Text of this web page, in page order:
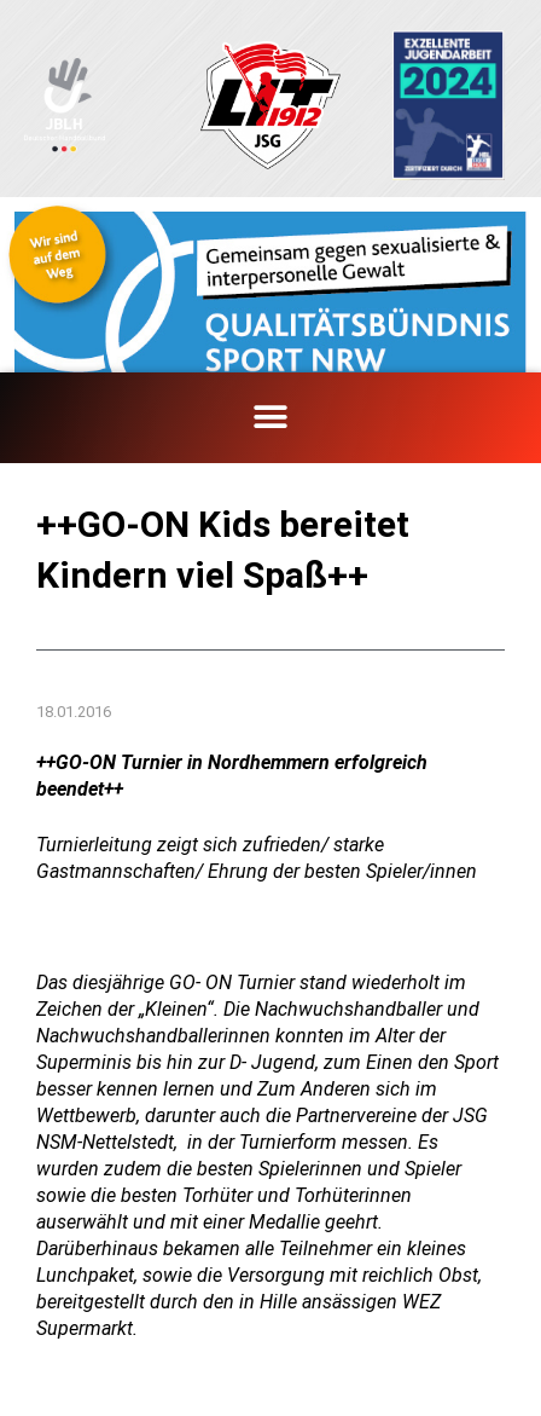
springen
++GO-ON Kids bereitet
Kindern viel Spaß++
18.01.2016
++GO-ON Turnier in Nordhemmern erfolgreich
beendet++
Turnierleitung zeigt sich zufrieden/ starke
Gastmannschaften/ Ehrung der besten Spieler/innen
Das diesjährige GO- ON Turnier stand wiederholt im
Zeichen der „Kleinen“. Die Nachwuchshandballer und
Nachwuchshandballerinnen konnten im Alter der
Superminis bis hin zur D- Jugend, zum Einen den Sport
besser kennen lernen und Zum Anderen sich im
Wettbewerb, darunter auch die Partnervereine der JSG
NSM-Nettelstedt, in der Turnierform messen. Es
wurden zudem die besten Spielerinnen und Spieler
sowie die besten Torhüter und Torhüterinnen
auserwählt und mit einer Medallie geehrt.
Darüberhinaus bekamen alle Teilnehmer ein kleines
Lunchpaket, sowie die Versorgung mit reichlich Obst,
bereitgestellt durch den in Hille ansässigen WEZ
Supermarkt.